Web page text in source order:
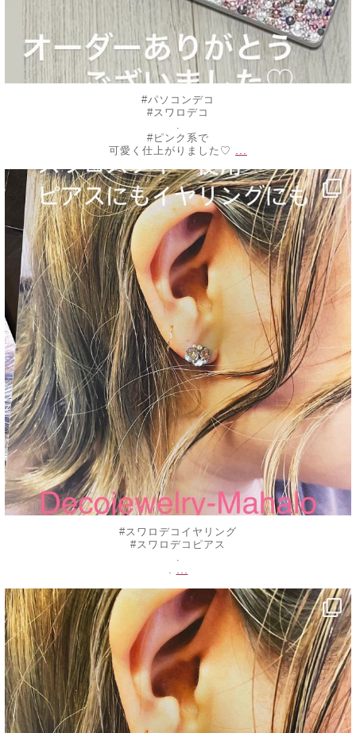
#パソコンデコ
#スワロデコ
#ピンク系で
可愛く仕上がりました♡
decojewelrymahalo
9月 9
#スワロデコイヤリング
#スワロデコピアス
decojewelrymahalo
8月 23